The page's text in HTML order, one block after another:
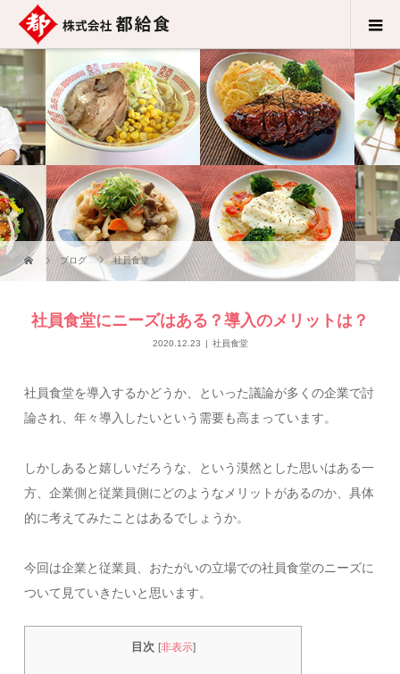
ブログ 社員食堂
社員食堂にニーズはある？導入のメリットは？
2020.12.23 社員食堂
社員食堂を導入するかどうか、といった議論が多くの企業で討
論され、年々導入したいという需要も高まっています。
しかしあると嬉しいだろうな、という漠然とした思いはある一
方、企業側と従業員側にどのようなメリットがあるのか、具体
的に考えてみたことはあるでしょうか。
今回は企業と従業員、おたがいの立場での社員食堂のニーズに
ついて見ていきたいと思います。
目次 [非表示]